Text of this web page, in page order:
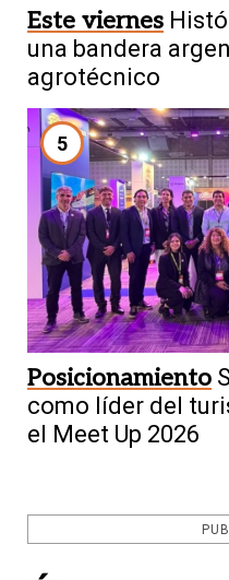
Este viernes
una bandera
agrotécnico
5
Posicionamiento
como líder del
el Meet Up 2026